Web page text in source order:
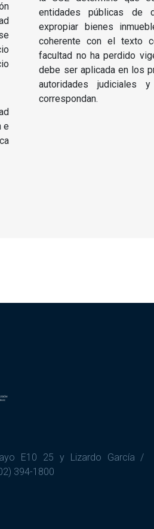
e
entidades públicas de
expropiar bienes
coherente con el texto
facultad no ha perdido
debe ser aplicada en los
autoridades judiciales
correspondan.
E10 25 y Lizardo García /
394-1800